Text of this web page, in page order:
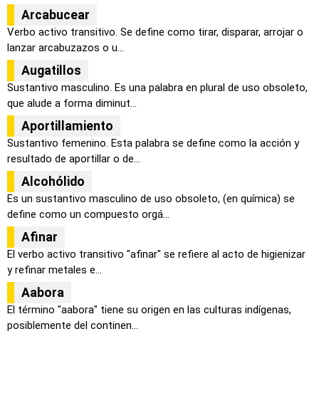
Arcabucear
Verbo activo transitivo. Se define como tirar, disparar, arrojar o
lanzar arcabuzazos o u...
Augatillos
Sustantivo masculino. Es una palabra en plural de uso obsoleto,
que alude a forma diminut...
Aportillamiento
Sustantivo femenino. Esta palabra se define como la acción y
resultado de aportillar o de...
Alcohólido
Es un sustantivo masculino de uso obsoleto, (en química) se
define como un compuesto orgá...
Afinar
El verbo activo transitivo "afinar" se refiere al acto de higienizar
y refinar metales e...
Aabora
El término "aabora" tiene su origen en las culturas indígenas,
posiblemente del continen...